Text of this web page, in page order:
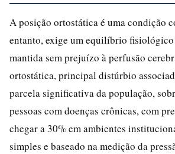
A posição ortostática é uma condição
entanto, exige um equilíbrio
mantida sem prejuízo à perfusão
ortostática, principal distúrbio
parcela significativa da população,
pessoas com doenças crônicas, com
chegar a 30% em ambientes
simples e baseado na medição da